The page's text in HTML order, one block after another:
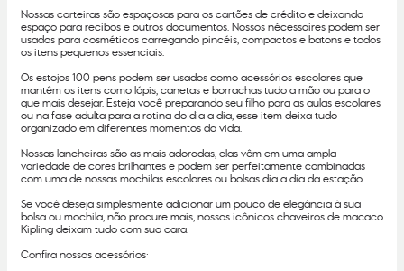
Nossas carteiras são espaçosas para os cartões de crédito e deixando
espaço para recibos e outros documentos. Nossos nécessaires podem ser
usados para cosméticos carregando pincéis, compactos e batons e todos
os itens pequenos essenciais.
Os estojos 100 pens podem ser usados como acessórios escolares que
mantêm os itens como lápis, canetas e borrachas tudo a mão ou para o
que mais desejar. Esteja você preparando seu filho para as aulas escolares
ou na fase adulta para a rotina do dia a dia, esse item deixa tudo
organizado em diferentes momentos da vida.
Nossas lancheiras são as mais adoradas, elas vêm em uma ampla
variedade de cores brilhantes e podem ser perfeitamente combinadas
com uma de nossas mochilas escolares ou bolsas dia a dia da estação.
Se você deseja simplesmente adicionar um pouco de elegância à sua
bolsa ou mochila, não procure mais, nossos icônicos chaveiros de macaco
Kipling deixam tudo com sua cara.
Confira nossos acessórios: